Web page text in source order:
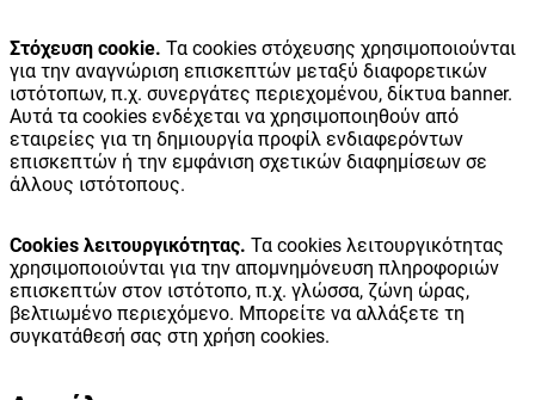
Στόχευση cookie. Τα cookies στόχευσης χρησιμοποιούνται
για την αναγνώριση επισκεπτών μεταξύ διαφορετικών
ιστότοπων, π.χ. συνεργάτες περιεχομένου, δίκτυα banner.
Αυτά τα cookies ενδέχεται να χρησιμοποιηθούν από
εταιρείες για τη δημιουργία προφίλ ενδιαφερόντων
επισκεπτών ή την εμφάνιση σχετικών διαφημίσεων σε
άλλους ιστότοπους.
Cookies λειτουργικότητας. Τα cookies λειτουργικότητας
χρησιμοποιούνται για την απομνημόνευση πληροφοριών
επισκεπτών στον ιστότοπο, π.χ. γλώσσα, ζώνη ώρας,
βελτιωμένο περιεχόμενο. Μπορείτε να αλλάξετε τη
συγκατάθεσή σας στη χρήση cookies.